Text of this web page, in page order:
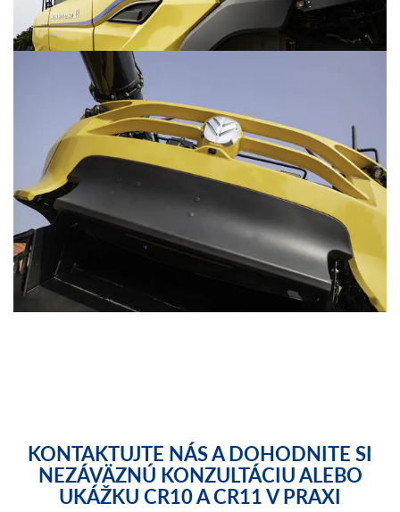
KONTAKTUJTE NÁS A DOHODNITE SI
NEZÁVÄZNÚ KONZULTÁCIU ALEBO
UKÁŽKU CR10 A CR11 V PRAXI